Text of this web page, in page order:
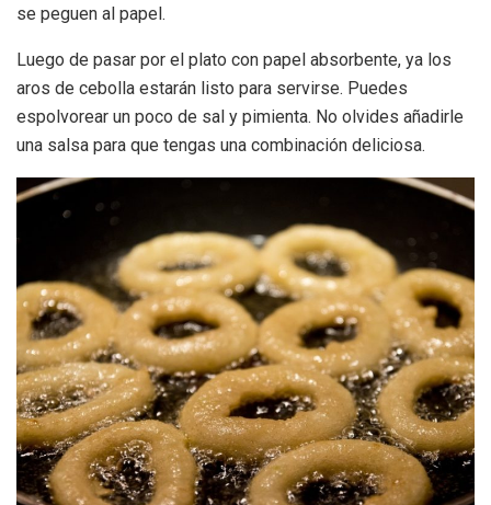
se peguen al papel.
Luego de pasar por el plato con papel absorbente, ya los
aros de cebolla estarán listo para servirse. Puedes
espolvorear un poco de sal y pimienta. No olvides añadirle
una salsa para que tengas una combinación deliciosa.